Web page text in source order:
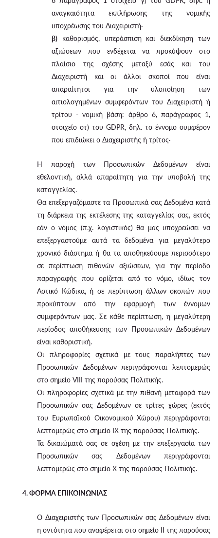
αναγκαιότητα εκπλήρωσης της νομικής
υποχρέωσης του Διαχειριστή·
β) καθορισμός, υπεράσπιση και διεκδίκηση των
αξιώσεων που ενδέχεται να προκύψουν στο
πλαίσιο της σχέσης μεταξύ εσάς και του
Διαχειριστή και οι άλλοι σκοποί που είναι
απαραίτητοι για την υλοποίηση των
αιτιολογημένων συμφερόντων του Διαχειριστή ή
τρίτου - νομική βάση: άρθρο 6, παράγραφος 1,
στοιχείο στ) του GDPR, δηλ. το έννομο συμφέρον
που επιδιώκει ο Διαχειριστής ή τρίτος·
Η παροχή των Προσωπικών Δεδομένων είναι
εθελοντική, αλλά απαραίτητη για την υποβολή της
καταγγελίας.
Θα επεξεργαζόμαστε τα Προσωπικά σας Δεδομένα κατά
τη διάρκεια της εκτέλεσης της καταγγελίας σας, εκτός
εάν ο νόμος (π.χ. λογιστικός) θα μας υποχρεώσει να
επεξεργαστούμε αυτά τα δεδομένα για μεγαλύτερο
χρονικό διάστημα ή θα τα αποθηκεύουμε περισσότερο
σε περίπτωση πιθανών αξιώσεων, για την περίοδο
παραγραφής που ορίζεται από το νόμο, ιδίως τον
Αστικό Κώδικα, ή σε περίπτωση άλλων σκοπών που
προκύπτουν από την εφαρμογή των έννομων
συμφερόντων μας. Σε κάθε περίπτωση, η μεγαλύτερη
περίοδος αποθήκευσης των Προσωπικών Δεδομένων
είναι καθοριστική.
Οι πληροφορίες σχετικά με τους παραλήπτες των
Προσωπικών Δεδομένων περιγράφονται λεπτομερώς
στο σημείο VIII της παρούσας Πολιτικής.
Οι πληροφορίες σχετικά με την πιθανή μεταφορά των
Προσωπικών σας Δεδομένων σε τρίτες χώρες (εκτός
του Ευρωπαϊκού Οικονομικού Χώρου) περιγράφονται
λεπτομερώς στο σημείο IX της παρούσας Πολιτικής.
Τα δικαιώματά σας σε σχέση με την επεξεργασία των
Προσωπικών σας Δεδομένων περιγράφονται
λεπτομερώς στο σημείο X της παρούσας Πολιτικής.
4. ΦΟΡΜΑ ΕΠΙΚΟΙΝΩΝΙΑΣ
Ο Διαχειριστής των Προσωπικών σας Δεδομένων είναι
η οντότητα που αναφέρεται στο σημείο II της παρούσας